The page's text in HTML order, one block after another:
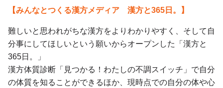
【みんなとつくる漢方メディア 漢方と365日。】
難しいと思われがちな漢方をよりわかりやすく、そして自
分事にしてほしいという願いからオープンした「漢方と
365日。」
漢方体質診断「見つかる！わたしの不調スイッチ」で自分
の体質を知ることができるほか、現時点での自分の体や心